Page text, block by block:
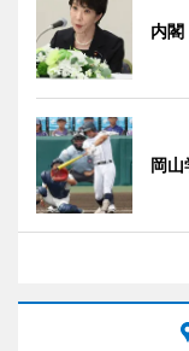
内閣
岡